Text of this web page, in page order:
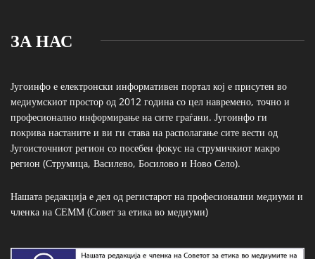
ЗА НАС
Југоинфо е електронски информативен портал кој е присутен во
медиумскиот простор од 2012 година со цел навремено, точно и
професионално информирање на сите граѓани. Југоинфо ги
покрива настаните и ви ги става на располагање сите вести од
Југоисточниот регион со посебен фокус на струмичкиот макро
регион (Струмица, Василево, Босилово и Ново Село).
Нашата редакција е дел од регистарот на професионални медиуми и
членка на СЕММ (Совет за етика во медиуми)